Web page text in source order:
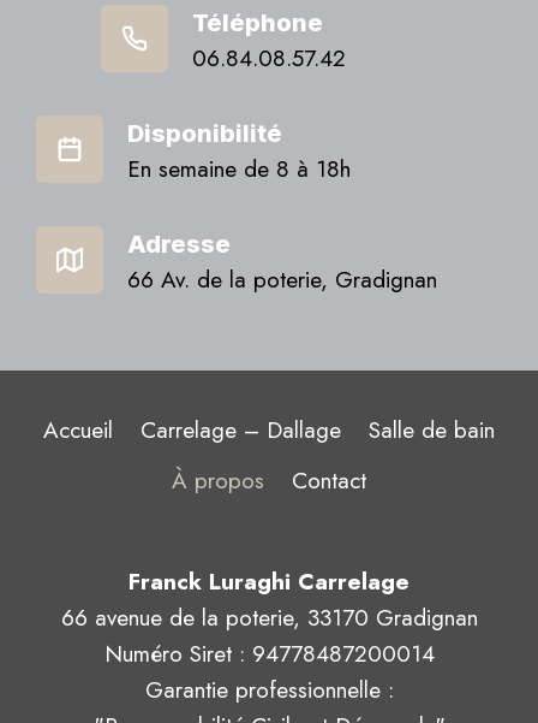
Téléphone
06.84.08.57.42
Disponibilité
En semaine de 8 à 18h
Adresse
66 Av. de la poterie, Gradignan
Accueil Carrelage – Dallage
Salle de bain
À propos
Contact
Franck Luraghi Carrelage
66 avenue de la poterie, 33170 Gradignan
Numéro Siret : 94778487200014
Garantie professionnelle :